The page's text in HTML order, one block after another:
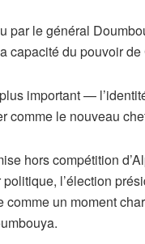
par le général
capacité du pouvoir
important —
comme le nouveau
hors compétition
politique, l’élection
comme un moment